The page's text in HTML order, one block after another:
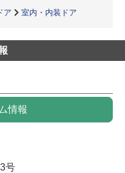
ア 室内・内装ドア
情報
号